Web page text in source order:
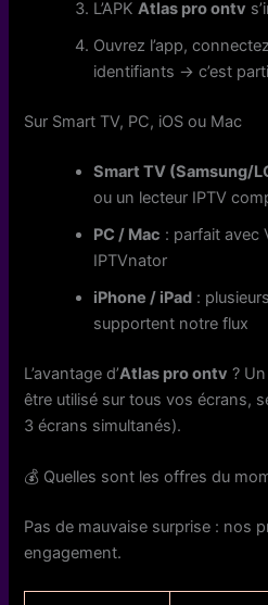
L’APKAtlas pro ontv
Ouvrez l’app,
identifiants → c’est parti
Sur Smart TV, PC, iOS ou Mac
Smart TV (Samsung/
ou un lecteur IPTV
PC / Mac : parfait avec
IPTVnator
iPhone / iPad :
supportent notre flux
L’avantage d’Atlas pro ontv ? Un
être utilisé sur tous vos écrans,
3 écrans simultanés).
💰 Quelles sont les offres du
Pas de mauvaise surprise : nos
engagement.